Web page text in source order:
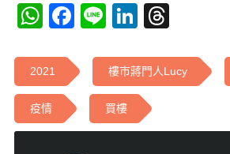
WhatsApp
Facebook
LineLinkedIn
2021 樓巿蔣門人Lucy
疫情 買樓